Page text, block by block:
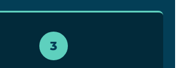
3